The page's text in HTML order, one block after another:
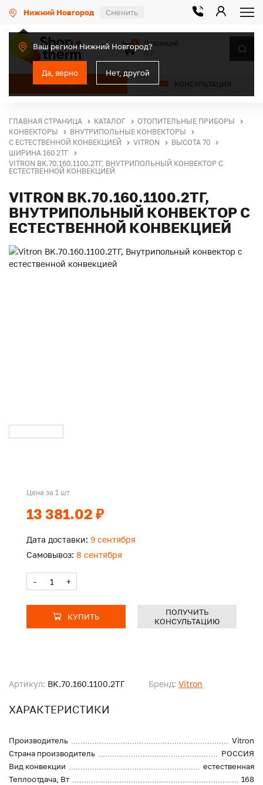
Нижний Новгород Сменить
Ваш регион Нижний Новгород?
Да, верно Нет, другой
КАТАЛОГ КОНСУЛЬТАЦИЯ
0
0 позиций
ГЛАВНАЯ СТРАНИЦА КАТАЛОГ
ОТОПИТЕЛЬНЫЕ ПРИБОРЫ
КОНВЕКТОРЫ
ВНУТРИПОЛЬНЫЕ КОНВЕКТОРЫ
С ЕСТЕСТВЕННОЙ КОНВЕКЦИЕЙ
VITRON
ВЫСОТА 70
ШИРИНА 160 2ТГ
VITRON BK.70.160.1100.2ТГ, ВНУТРИПОЛЬНЫЙ КОНВЕКТОР С
ЕСТЕСТВЕННОЙ КОНВЕКЦИЕЙ
VITRON BK.70.160.1100.2ТГ,
ВНУТРИПОЛЬНЫЙ КОНВЕКТОР С
ЕСТЕСТВЕННОЙ КОНВЕКЦИЕЙ
Артикул: BK.70.160.1100.2ТГ Бренд: Vitron
ХАРАКТЕРИСТИКИ
Производитель
Vitron
Страна производитель
РОССИЯ
Вид конвекции
естественная
Теплоотдача, Вт
168
Цена за 1 шт
13 381.02 ₽
Дата доставки: 9 сентября
Самовывоз: 8 сентября
- +
КУПИТЬ
ПОЛУЧИТЬ
КОНСУЛЬТАЦИЮ